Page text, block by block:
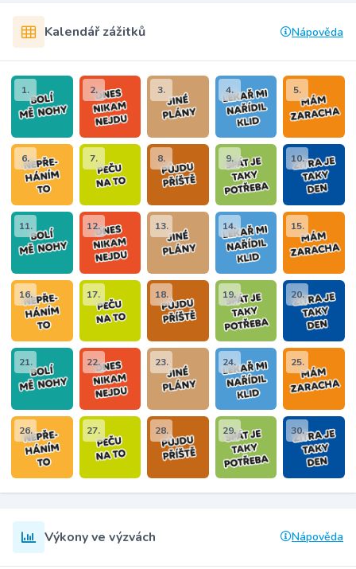
Kalendář zážitků Nápověda
1. 2. 3. 4. 5.
6. 7. 8. 9. 10.
11. 12. 13. 14. 15.
16. 17. 18. 19. 20.
21. 22. 23. 24. 25.
26. 27. 28. 29. 30.
Výkony ve výzvách Nápověda